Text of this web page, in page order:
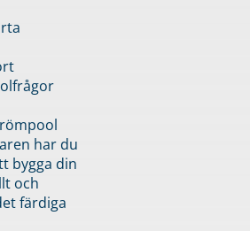
har du
bygga din
och
färdiga